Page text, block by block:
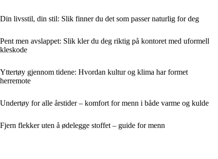
Din livsstil, din stil: Slik finner du det som passer naturlig for deg
Pent men avslappet: Slik kler du deg riktig på kontoret med uformell
kleskode
Yttertøy gjennom tidene: Hvordan kultur og klima har formet
herremote
Undertøy for alle årstider – komfort for menn i både varme og kulde
Fjern flekker uten å ødelegge stoffet – guide for menn